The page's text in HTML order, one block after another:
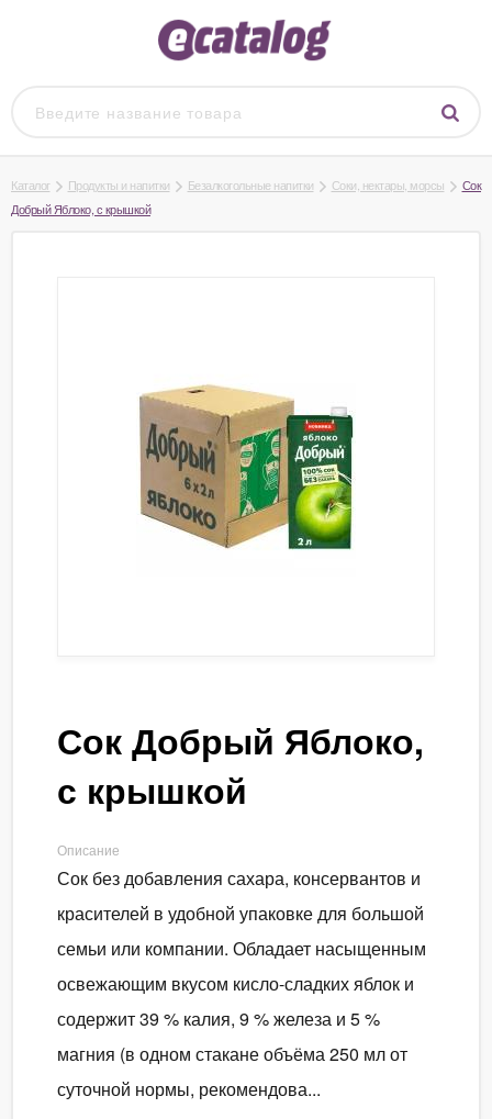
Каталог Продукты и напитки Безалкогольные напитки Соки, нектары, морсы
Сок
Добрый Яблоко, с крышкой
Сок Добрый Яблоко,
с крышкой
Описание
Сок без добавления сахара, консервантов и
красителей в удобной упаковке для большой
семьи или компании. Обладает насыщенным
освежающим вкусом кисло-сладких яблок и
содержит 39 % калия, 9 % железа и 5 %
магния (в одном стакане объёма 250 мл от
суточной нормы, рекомендова...